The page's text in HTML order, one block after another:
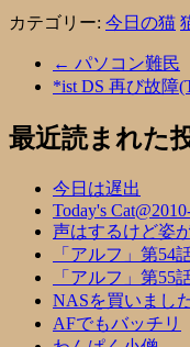
カテゴリー: 今日の猫
← パソコン難民
*ist DS 再び故障
最近読まれた
今日は遅出
Today's
声はするけど姿
「アルフ」第54
「アルフ」第55
NASを買いまし
AFでもバッチリ